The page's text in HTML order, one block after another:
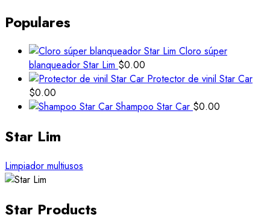
Populares
Cloro súper
blanqueador Star Lim $0.00
Protector de vinil Star Car
$0.00
Shampoo Star Car $0.00
Star Lim
Limpiador multiusos
Star Products